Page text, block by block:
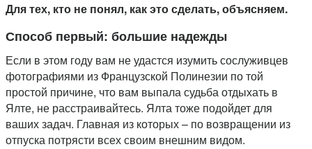
Для тех, кто не понял, как это сделать, объясняем.
Способ первый: большие надежды
Если в этом году вам не удастся изумить сослуживцев
фотографиями из Французской Полинезии по той
простой причине, что вам выпала судьба отдыхать в
Ялте, не расстраивайтесь. Ялта тоже подойдет для
ваших задач. Главная из которых – по возвращении из
отпуска потрясти всех своим внешним видом.